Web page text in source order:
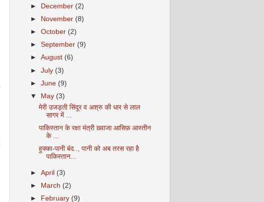
►
December (2)
►
November (8)
►October (2)
►September (9)
►August (6)
►July (3)
►June (9)
▼
May (3)
मेरी उजड़ती सिंदूर व अश्रु की धार से लाल
सागर में ...
पाकिस्तान के रक्षा मंत्री ख़्वाजा आसिफ़ आस्तीन
के ...
हुक्का-पानी बंद.., पानी को अब तरस रहा है
पाकिस्तान...
►April (3)
►
March (2)
►
February (9)